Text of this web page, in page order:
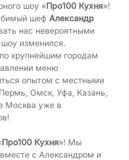
шоу «Про100 Кухня»!
шеф Александр
нас невероятными
изменился.
крупнейшим городам
меню
опытом с местными
Омск, Уфа, Казань,
Москва уже в
Про100 Кухня»! Мы
с Александром и